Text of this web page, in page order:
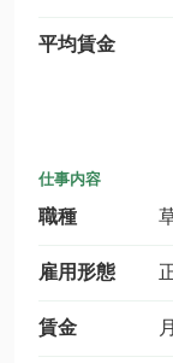
平均賃金
仕事内容
職種
雇用形態
賃金